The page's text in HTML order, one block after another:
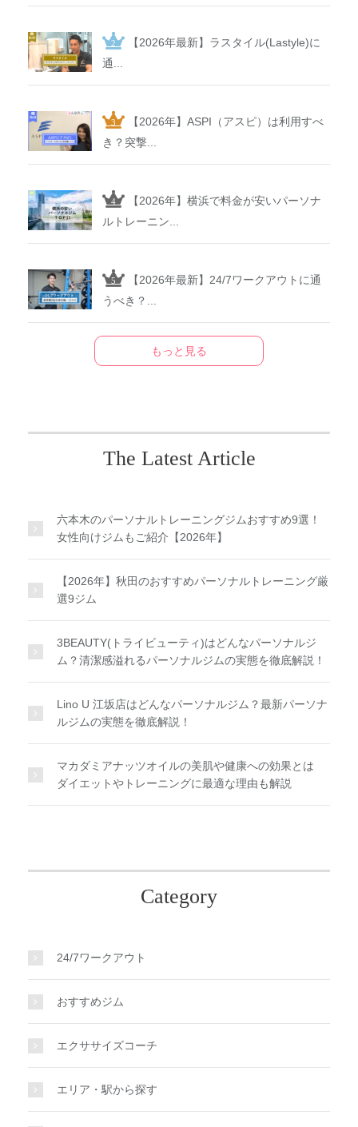
【2026年最新】ラスタイル(Lastyle)に
通...
【2026年】ASPI（アスピ）は利用すべ
き？突撃...
【2026年】横浜で料金が安いパーソナ
ルトレーニン...
【2026年最新】24/7ワークアウトに通
うべき？...
もっと見る
The Latest Article
六本木のパーソナルトレーニングジムおすすめ9選！
女性向けジムもご紹介【2026年】
【2026年】秋田のおすすめパーソナルトレーニング厳
選9ジム
3BEAUTY(トライビューティ)はどんなパーソナルジ
ム？清潔感溢れるパーソナルジムの実態を徹底解説！
Lino U 江坂店はどんなパーソナルジム？最新パーソナ
ルジムの実態を徹底解説！
マカダミアナッツオイルの美肌や健康への効果とは
ダイエットやトレーニングに最適な理由も解説
Category
24/7ワークアウト
おすすめジム
エクササイズコーチ
エリア・駅から探す